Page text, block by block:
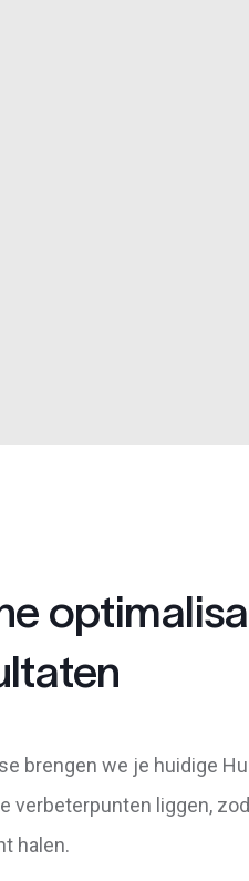
brengen we je huidige
verbeterpunten liggen,
halen.